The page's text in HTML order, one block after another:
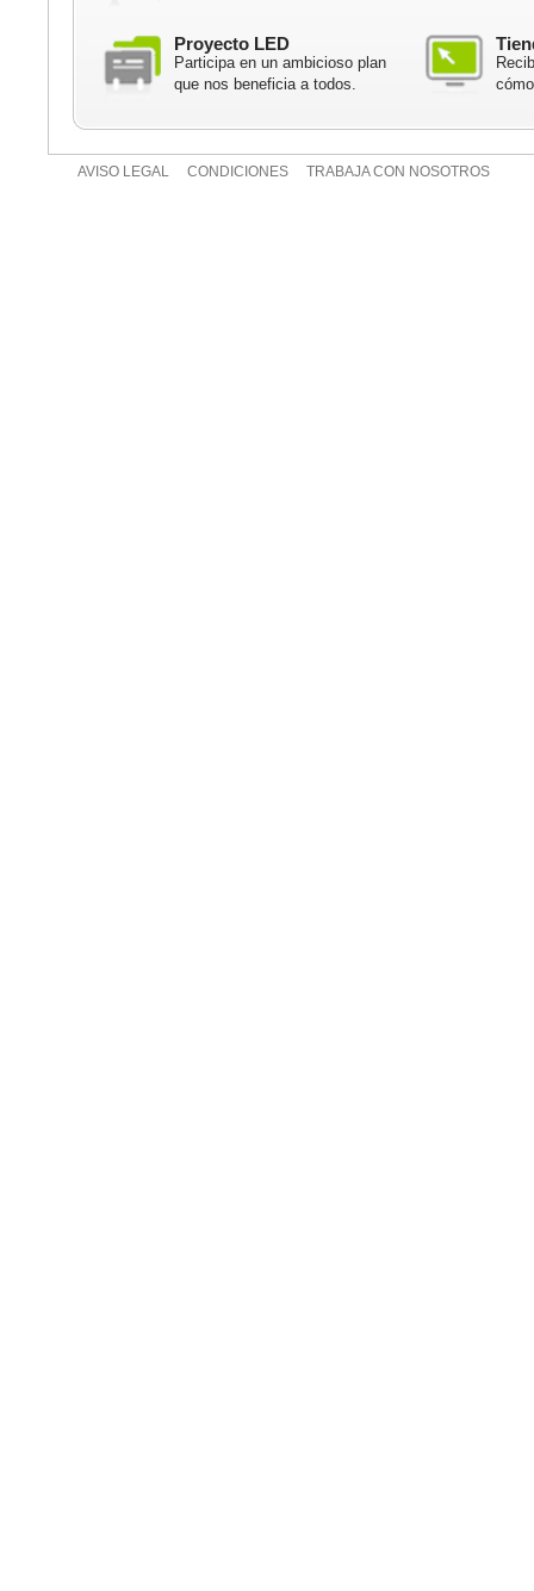
Proyecto LED
Participa en un ambicioso plan
que nos beneficia a todos.
AVISO LEGAL CONDICIONES TRABAJA CON NOSOTROS